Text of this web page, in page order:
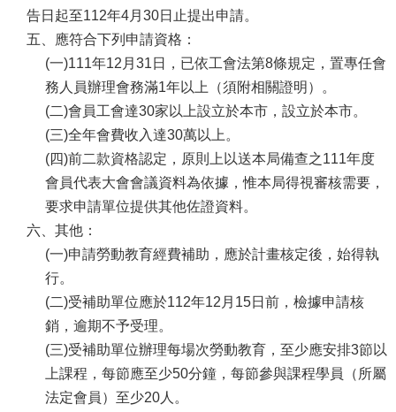
告日起至112年4月30日止提出申請。
五、應符合下列申請資格：
(一)111年12月31日，已依工會法第8條規定，置專任會
務人員辦理會務滿1年以上（須附相關證明）。
(二)會員工會達30家以上設立於本市，設立於本市。
(三)全年會費收入達30萬以上。
(四)前二款資格認定，原則上以送本局備查之111年度
會員代表大會會議資料為依據，惟本局得視審核需要，
要求申請單位提供其他佐證資料。
六、其他：
(一)申請勞動教育經費補助，應於計畫核定後，始得執
行。
(二)受補助單位應於112年12月15日前，檢據申請核
銷，逾期不予受理。
(三)受補助單位辦理每場次勞動教育，至少應安排3節以
上課程，每節應至少50分鐘，每節參與課程學員（所屬
法定會員）至少20人。